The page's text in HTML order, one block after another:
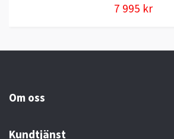
7 995 kr
Om oss
Kundtjänst